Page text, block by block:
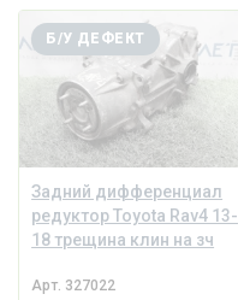
Задний дифференциал
редуктор Toyota Rav4 13-
18 трещина клин на зч
Б/У ДЕФЕКТ
Арт. 327022